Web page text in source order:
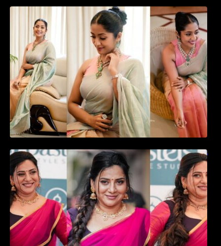
സാരിയിൽ സുന്ദരിയായി മലയിലകളുടെ
പ്രിയ താരം നവ്യാ നായർ| Malayalam
favourite actress Navya Nair cute in saree
ഉദ്ഘാടന വേദിയിൽ ആരാധരെ മയക്കുന്ന
തകർപ്പൻ ഡൻസുമായി അന്ന രാജൻ..